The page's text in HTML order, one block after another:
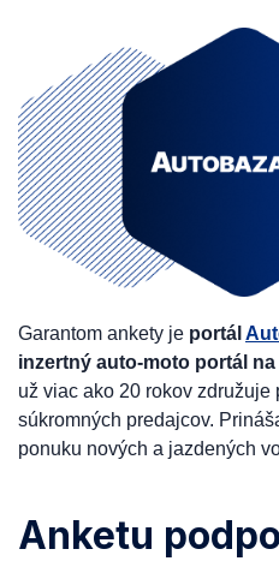
Garantom ankety je portál
inzertný auto-moto portál
už viac ako 20 rokov združuje
súkromných predajcov.
ponuku nových a jazdených
Anketu